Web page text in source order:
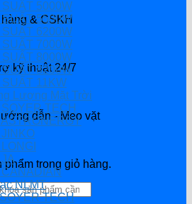
& CSKH
kỹ thuật 24/7
dẫn - Mẹo vặt
phẩm trong giỏ hàng.
SUẤT 5000W
5500W
SUẤT 6200W
SUẤT 7000W
SUẤT 8000W
8200W
SUẤT 11KW
Lượng Mặt Trời
TECH
JA
NLMT
TECH